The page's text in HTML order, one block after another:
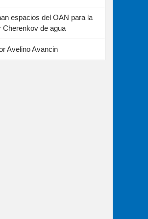
espacios del OAN para la
Cherenkov de agua
Avelino Avancin